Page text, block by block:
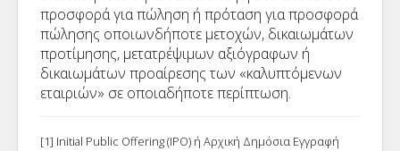
προσφορά για πώληση ή πρόταση για προσφορά
πώλησης οποιωνδήποτε μετοχών, δικαιωμάτων
προτίμησης, μετατρέψιμων αξιόγραφων ή
δικαιωμάτων προαίρεσης των «καλυπτόμενων
εταιριών» σε οποιαδήποτε περίπτωση.
[1] Initial Public Offering (IPO) ή Αρχική Δημόσια Εγγραφή